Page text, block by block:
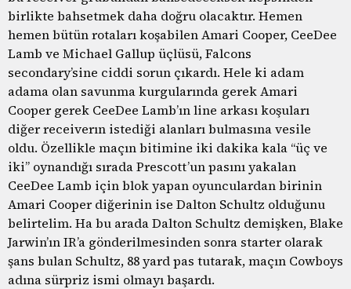
birlikte bahsetmek daha doğru olacaktır. Hemen
hemen bütün rotaları koşabilen Amari Cooper, CeeDee
Lamb ve Michael Gallup üçlüsü, Falcons
secondary’sine ciddi sorun çıkardı. Hele ki adam
adama olan savunma kurgularında gerek Amari
Cooper gerek CeeDee Lamb’ın line arkası koşuları
diğer receiverın istediği alanları bulmasına vesile
oldu. Özellikle maçın bitimine iki dakika kala “üç ve
iki” oynandığı sırada Prescott’un pasını yakalan
CeeDee Lamb için blok yapan oyunculardan birinin
Amari Cooper diğerinin ise Dalton Schultz olduğunu
belirtelim. Ha bu arada Dalton Schultz demişken, Blake
Jarwin’ın IR’a gönderilmesinden sonra starter olarak
şans bulan Schultz, 88 yard pas tutarak, maçın Cowboys
adına sürpriz ismi olmayı başardı.